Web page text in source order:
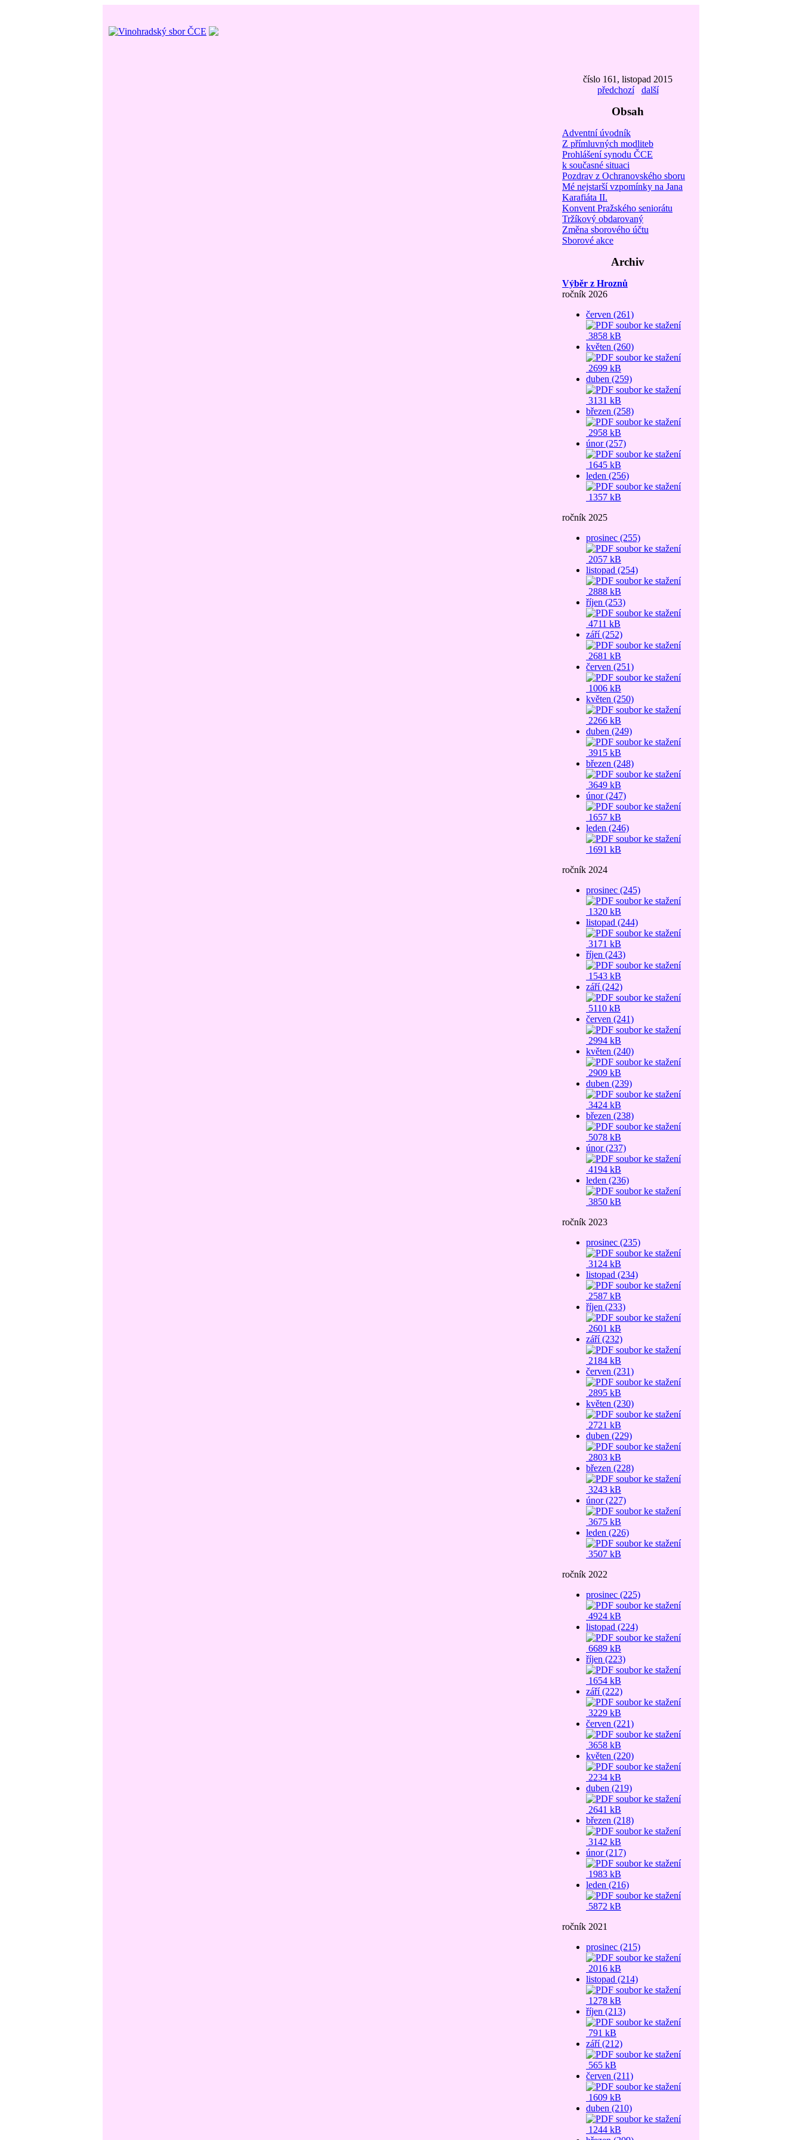
číslo 161, listopad 2015
předchozí
další
Obsah
Adventní úvodník
Z přímluvných modliteb
Prohlášení synodu ČCE
k současné situaci
Pozdrav z Ochranovského sboru
Mé nejstarší vzpomínky na Jana
Karafiáta II.
Konvent Pražského seniorátu
Tržíkový obdarovaný
Změna sborového účtu
Sborové akce
Archiv
Výběr z Hroznů
ročník 2026
červen (261)
3858 kB
květen (260)
2699 kB
duben (259)
3131 kB
březen (258)
2958 kB
únor (257)
1645 kB
leden (256)
1357 kB
ročník 2025
prosinec (255)
2057 kB
listopad (254)
2888 kB
říjen (253)
4711 kB
září (252)
2681 kB
červen (251)
1006 kB
květen (250)
2266 kB
duben (249)
3915 kB
březen (248)
3649 kB
únor (247)
1657 kB
leden (246)
1691 kB
ročník 2024
prosinec (245)
1320 kB
listopad (244)
3171 kB
říjen (243)
1543 kB
září (242)
5110 kB
červen (241)
2994 kB
květen (240)
2909 kB
duben (239)
3424 kB
březen (238)
5078 kB
únor (237)
4194 kB
leden (236)
3850 kB
ročník 2023
prosinec (235)
3124 kB
listopad (234)
2587 kB
říjen (233)
2601 kB
září (232)
2184 kB
červen (231)
2895 kB
květen (230)
2721 kB
duben (229)
2803 kB
březen (228)
3243 kB
únor (227)
3675 kB
leden (226)
3507 kB
ročník 2022
prosinec (225)
4924 kB
listopad (224)
6689 kB
říjen (223)
1654 kB
září (222)
3229 kB
červen (221)
3658 kB
květen (220)
2234 kB
duben (219)
2641 kB
březen (218)
3142 kB
únor (217)
1983 kB
leden (216)
5872 kB
ročník 2021
prosinec (215)
2016 kB
listopad (214)
1278 kB
říjen (213)
791 kB
září (212)
565 kB
červen (211)
1609 kB
duben (210)
1244 kB